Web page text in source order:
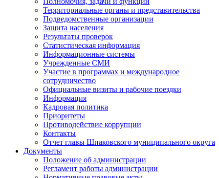
Территориальные органы и представительства
Подведомственные организации
Защита населения
Результаты проверок
Статистическая информация
Информационные системы
Учрежденные СМИ
Участие в программах и международное
сотрудничество
Официальные визиты и рабочие поездки
Информация
Кадровая политика
Приоритеты
Противодействие коррупции
Контакты
Отчет главы Шпаковского муниципального округа
Документы
Положение об администрации
Регламент работы администрации